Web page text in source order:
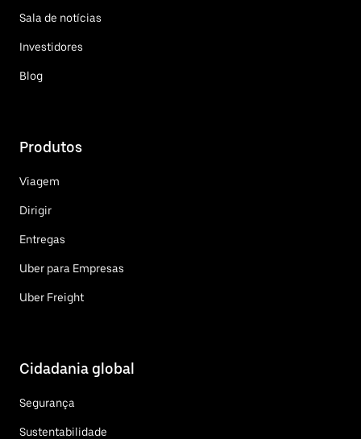
Sala de notícias
Investidores
Blog
Produtos
Viagem
Dirigir
Entregas
Uber para Empresas
Uber Freight
Cidadania global
Segurança
Sustentabilidade